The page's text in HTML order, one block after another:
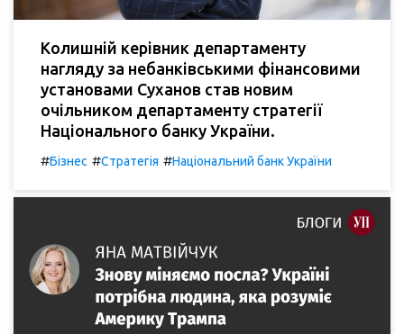
Колишній керівник департаменту
нагляду за небанківськими фінансовими
установами Суханов став новим
очільником департаменту стратегії
Національного банку України.
#Бізнес #Стратегія #Національний банк України